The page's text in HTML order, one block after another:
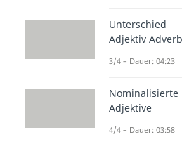
Unterschied
Adjektiv Adverb
3/4 – Dauer: 04:23
Nominalisierte
Adjektive
4/4 – Dauer: 03:58